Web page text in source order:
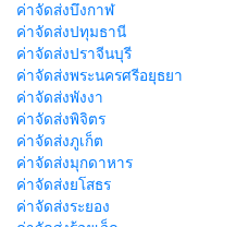
ค่าจัดส่งบึงกาฬ
ค่าจัดส่งปทุมธานี
ค่าจัดส่งปราจีนบุรี
ค่าจัดส่งพระนครศรีอยุธยา
ค่าจัดส่งพังงา
ค่าจัดส่งพิจิตร
ค่าจัดส่งภูเก็ต
ค่าจัดส่งมุกดาหาร
ค่าจัดส่งยโสธร
ค่าจัดส่งระยอง